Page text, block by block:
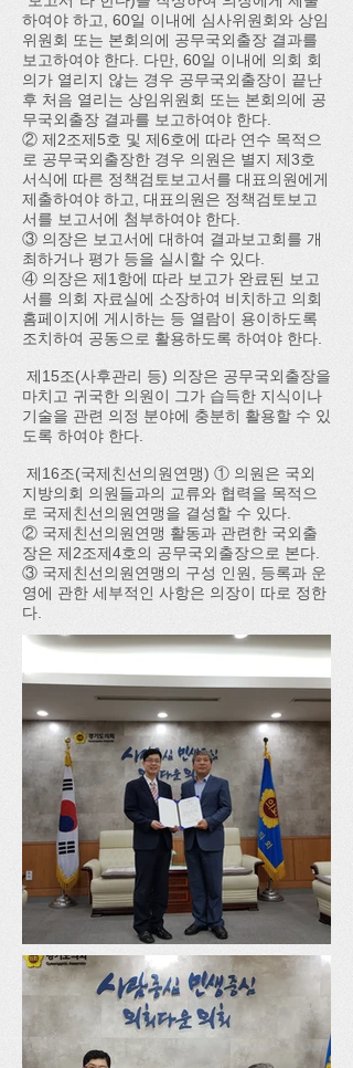
하여야 하고, 60일 이내에 심사위원회와 상임
위원회 또는 본회의에 공무국외출장 결과를
보고하여야 한다. 다만, 60일 이내에 의회 회
의가 열리지 않는 경우 공무국외출장이 끝난
후 처음 열리는 상임위원회 또는 본회의에 공
무국외출장 결과를 보고하여야 한다.
② 제2조제5호 및 제6호에 따라 연수 목적으
로 공무국외출장한 경우 의원은 별지 제3호
서식에 따른 정책검토보고서를 대표의원에게
제출하여야 하고, 대표의원은 정책검토보고
서를 보고서에 첨부하여야 한다.
③ 의장은 보고서에 대하여 결과보고회를 개
최하거나 평가 등을 실시할 수 있다.
④ 의장은 제1항에 따라 보고가 완료된 보고
서를 의회 자료실에 소장하여 비치하고 의회
홈페이지에 게시하는 등 열람이 용이하도록
조치하여 공동으로 활용하도록 하여야 한다.
제15조(사후관리 등) 의장은 공무국외출장을
마치고 귀국한 의원이 그가 습득한 지식이나
기술을 관련 의정 분야에 충분히 활용할 수 있
도록 하여야 한다.
제16조(국제친선의원연맹) ① 의원은 국외
지방의회 의원들과의 교류와 협력을 목적으
로 국제친선의원연맹을 결성할 수 있다.
② 국제친선의원연맹 활동과 관련한 국외출
장은 제2조제4호의 공무국외출장으로 본다.
③ 국제친선의원연맹의 구성 인원, 등록과 운
영에 관한 세부적인 사항은 의장이 따로 정한
다.